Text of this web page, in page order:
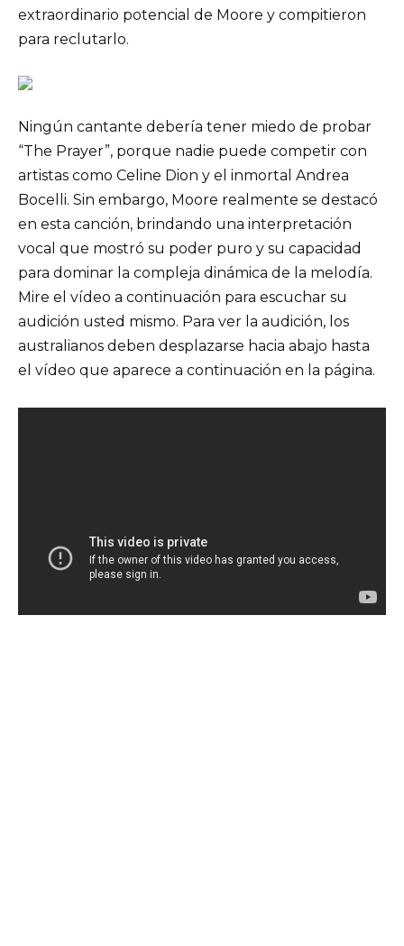
extraordinario potencial de Moore y compitieron
para reclutarlo.
Ningún cantante debería tener miedo de probar
“The Prayer”, porque nadie puede competir con
artistas como Celine Dion y el inmortal Andrea
Bocelli. Sin embargo, Moore realmente se destacó
en esta canción, brindando una interpretación
vocal que mostró su poder puro y su capacidad
para dominar la compleja dinámica de la melodía.
Mire el vídeo a continuación para escuchar su
audición usted mismo. Para ver la audición, los
australianos deben desplazarse hacia abajo hasta
el vídeo que aparece a continuación en la página.